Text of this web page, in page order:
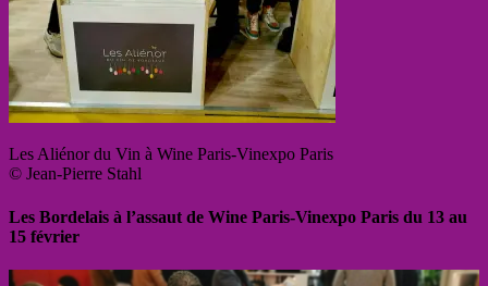
Les Aliénor du Vin à Wine Paris-Vinexpo Paris
© Jean-Pierre Stahl
Les Bordelais à l’assaut de Wine Paris-Vinexpo Paris du 13 au
15 février